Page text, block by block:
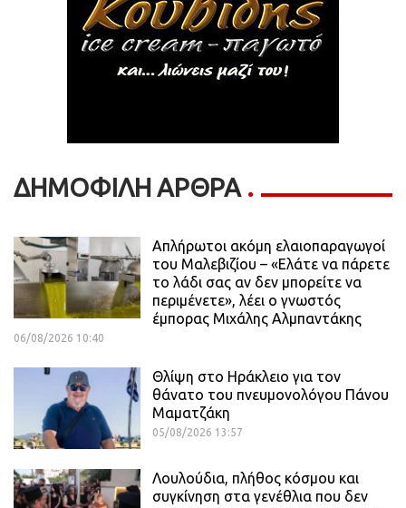
ΔΗΜΟΦΙΛΗ ΑΡΘΡΑ
Απλήρωτοι ακόμη ελαιοπαραγωγοί
του Μαλεβιζίου – «Ελάτε να πάρετε
το λάδι σας αν δεν μπορείτε να
περιμένετε», λέει ο γνωστός
έμπορας Μιχάλης Αλμπαντάκης
06/08/2026 10:40
Θλίψη στο Ηράκλειο για τον
θάνατο του πνευμονολόγου Πάνου
Μαματζάκη
05/08/2026 13:57
Λουλούδια, πλήθος κόσμου και
συγκίνηση στα γενέθλια που δεν